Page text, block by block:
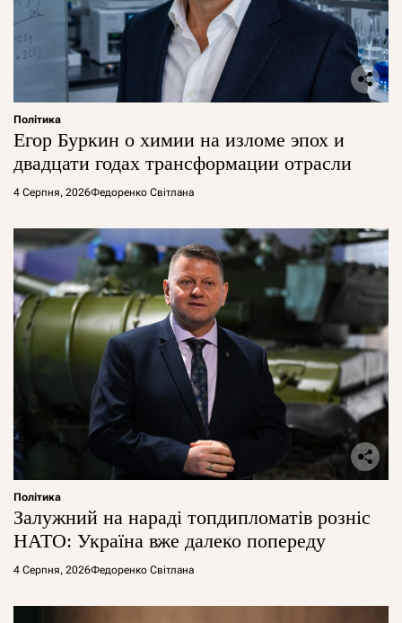
Політика
Егор Буркин о химии на изломе эпох и
двадцати годах трансформации отрасли
4 Серпня, 2026Федоренко Світлана
Політика
Залужний на нараді топдипломатів розніс
НАТО: Україна вже далеко попереду
4 Серпня, 2026Федоренко Світлана